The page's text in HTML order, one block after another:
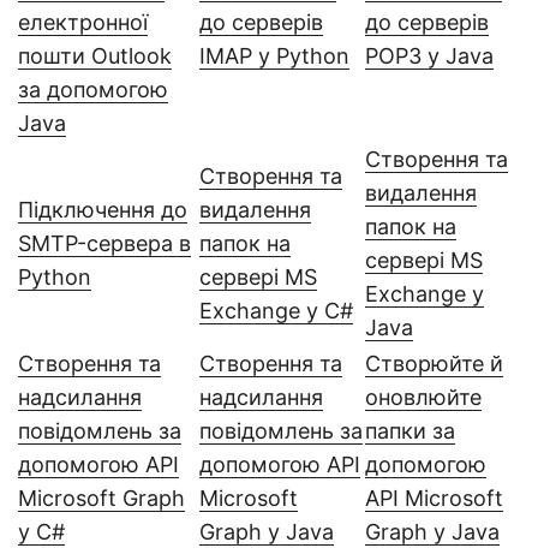
електронної
пошти Outlook
за допомогою
Java
до серверів
IMAP у Python
до серверів
POP3 у Java
Підключення до
SMTP-сервера в
Python
Створення та
видалення
папок на
сервері MS
Exchange у C#
Створення та
видалення
папок на
сервері MS
Exchange у
Java
Створення та
надсилання
повідомлень за
допомогою API
Microsoft Graph
у C#
Створення та
надсилання
повідомлень за
допомогою API
Microsoft
Graph у Java
Створюйте й
оновлюйте
папки за
допомогою
API Microsoft
Graph у Java